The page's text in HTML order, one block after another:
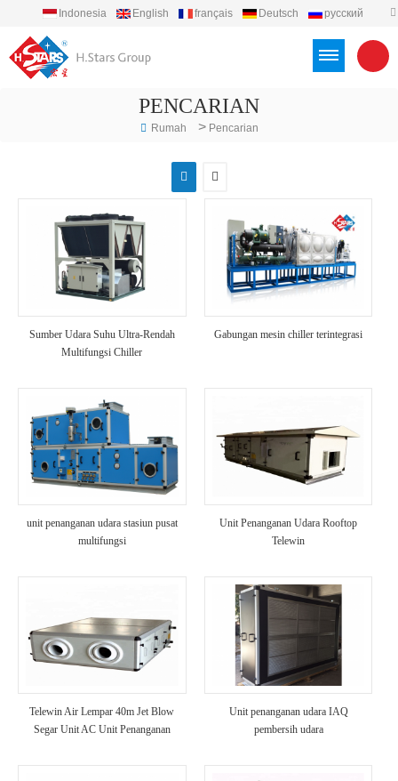
Indonesia English français Deutsch
русский
PENCARIAN
Rumah > Pencarian
Sumber Udara Suhu Ultra-Rendah
Multifungsi Chiller
Gabungan mesin chiller terintegrasi
unit penanganan udara stasiun pusat
multifungsi
Unit Penanganan Udara Rooftop
Telewin
Telewin Air Lempar 40m Jet Blow
Segar Unit AC Unit Penanganan
Unit penanganan udara IAQ
pembersih udara